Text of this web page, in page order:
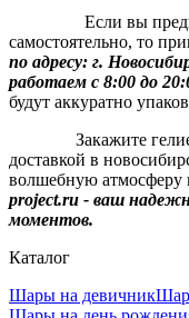
Если вы
самостоятельно, то
по адресу: г.
работаем с 8:00 до
будут аккуратно
Закажите
доставкой в
волшебную атмосферу
project.ru - ваш
моментов.
Каталог
Шары на девичник